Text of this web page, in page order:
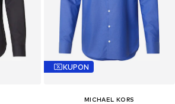
KUPON
MICHAEL KORS